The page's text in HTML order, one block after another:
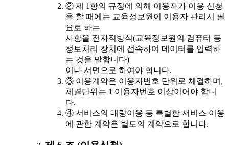
② 제 1항의 규정에 의해 이용자가 이용 신청
을 할 때에는 교육정보원이 이용자 관리시 필
요로 하는
사항을 전자적방식(교육정보원의 컴퓨터 등
정보처리 장치에 접속하여 데이터를 입력하
는 것을 말합니다)
이나 서면으로 하여야 합니다.
③ 이용계약은 이용자번호 단위로 체결하며,
체결단위는 1 이용자번호 이상이어야 합니
다.
④ 서비스의 대량이용 등 특별한 서비스 이용
에 관한 계약은 별도의 계약으로 합니다.